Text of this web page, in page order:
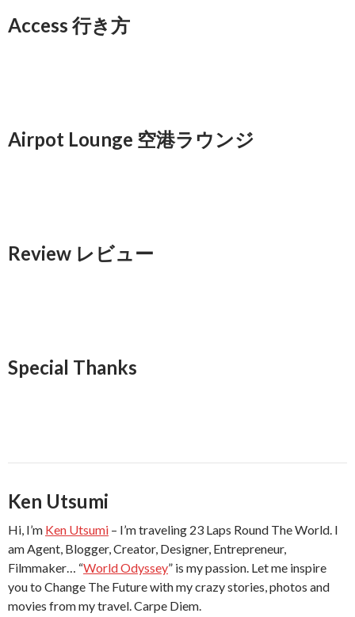
Access 行き方
Airpot Lounge 空港ラウンジ
Review レビュー
Special Thanks
Ken Utsumi
Hi, I’m Ken Utsumi – I’m traveling 23 Laps Round The World. I
am Agent, Blogger, Creator, Designer, Entrepreneur,
Filmmaker… “World Odyssey” is my passion. Let me inspire
you to Change The Future with my crazy stories, photos and
movies from my travel. Carpe Diem.